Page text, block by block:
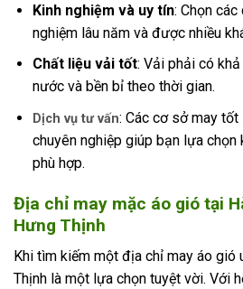
Kinh nghiệm và uy tín: Chọn
nghiệm lâu năm và được nhiều
Chất liệu vải tốt: Vải phải có
nước và bền bỉ theo thời gian.
Dịch vụ tư vấn: Các cơ sở may
chuyên nghiệp giúp bạn lựa chọn
phù hợp.
Địa chỉ may mặc áo gió tại
Hưng Thịnh
Khi tìm kiếm một địa chỉ may áo gió
Thịnh là một lựa chọn tuyệt vời. Với